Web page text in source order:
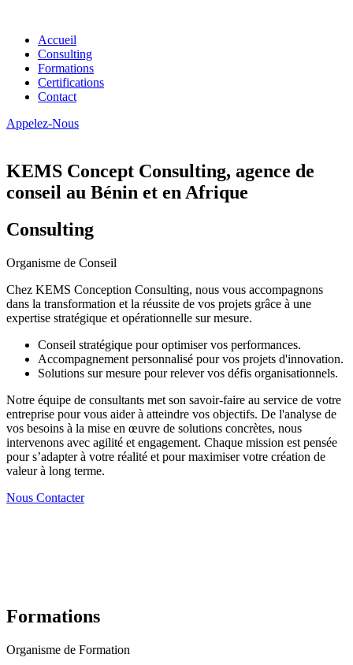
Accueil
Consulting
Formations
Certifications
Contact
Appelez-Nous
KEMS Concept Consulting, agence de
conseil au Bénin et en Afrique
Consulting
Organisme de Conseil
Chez KEMS Conception Consulting, nous vous accompagnons
dans la transformation et la réussite de vos projets grâce à une
expertise stratégique et opérationnelle sur mesure.
Conseil stratégique pour optimiser vos performances.
Accompagnement personnalisé pour vos projets d'innovation.
Solutions sur mesure pour relever vos défis organisationnels.
Notre équipe de consultants met son savoir-faire au service de votre
entreprise pour vous aider à atteindre vos objectifs. De l'analyse de
vos besoins à la mise en œuvre de solutions concrètes, nous
intervenons avec agilité et engagement. Chaque mission est pensée
pour s’adapter à votre réalité et pour maximiser votre création de
valeur à long terme.
Nous Contacter
Formations
Organisme de Formation